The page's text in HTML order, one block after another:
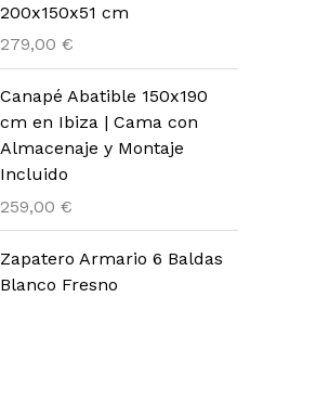
200x150x51 cm
279,00 €
Canapé Abatible 150x190
cm en Ibiza | Cama con
Almacenaje y Montaje
Incluido
259,00 €
Zapatero Armario 6 Baldas
Blanco Fresno